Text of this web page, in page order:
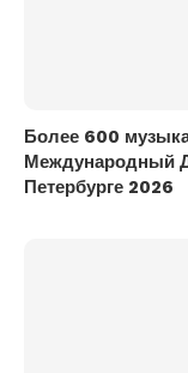
Более 600
Международный
Петербурге 2026